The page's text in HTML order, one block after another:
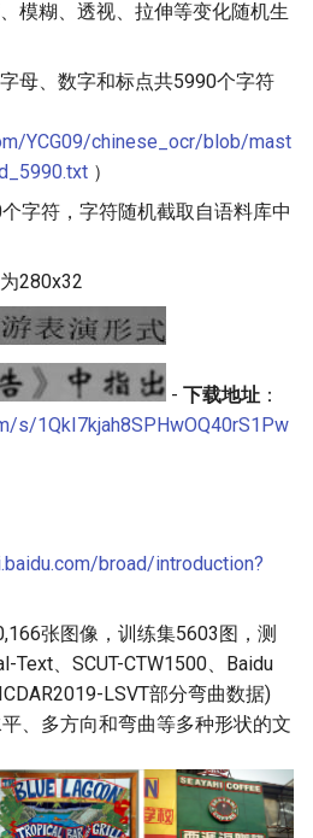
模糊、透视、拉伸等变化随机生
母、数字和标点共5990个字符
YCG09/chinese_ocr/blob/mast
）
字符，字符随机截取自语料库中
280x32
- 下载地址 ：
s/1QkI7kjah8SPHwOQ40rS1Pw
broad/introduction?
张图像，训练集5603图，测
Text、SCUT-CTW1500、Baidu
LSVT部分弯曲数据)
、多方向和弯曲等多种形状的文